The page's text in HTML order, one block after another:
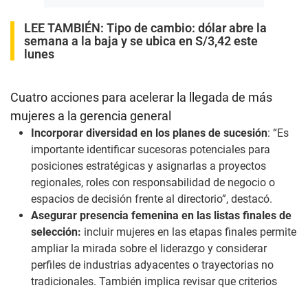
LEE TAMBIÉN: Tipo de cambio: dólar abre la
semana a la baja y se ubica en S/3,42 este
lunes
Cuatro acciones para acelerar la llegada de más
mujeres a la gerencia general
Incorporar diversidad en los planes de sucesión: “Es
importante identificar sucesoras potenciales para
posiciones estratégicas y asignarlas a proyectos
regionales, roles con responsabilidad de negocio o
espacios de decisión frente al directorio”, destacó.
Asegurar presencia femenina en las listas finales de
selección: incluir mujeres en las etapas finales permite
ampliar la mirada sobre el liderazgo y considerar
perfiles de industrias adyacentes o trayectorias no
tradicionales. También implica revisar que criterios